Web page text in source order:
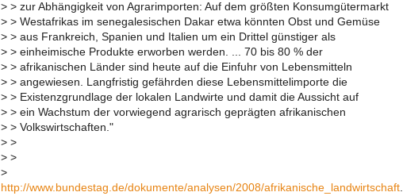
> > zur Abhängigkeit von Agrarimporten: Auf dem größten Konsumgütermarkt
> > Westafrikas im senegalesischen Dakar etwa könnten Obst und Gemüse
> > aus Frankreich, Spanien und Italien um ein Drittel günstiger als
> > einheimische Produkte erworben werden. ... 70 bis 80 % der
> > afrikanischen Länder sind heute auf die Einfuhr von Lebensmitteln
> > angewiesen. Langfristig gefährden diese Lebensmittelimporte die
> > Existenzgrundlage der lokalen Landwirte und damit die Aussicht auf
> > ein Wachstum der vorwiegend agrarisch geprägten afrikanischen
> > Volkswirtschaften."
> >
> >
>
http://www.bundestag.de/dokumente/analysen/2008/afrikanische_landwirtschaft.